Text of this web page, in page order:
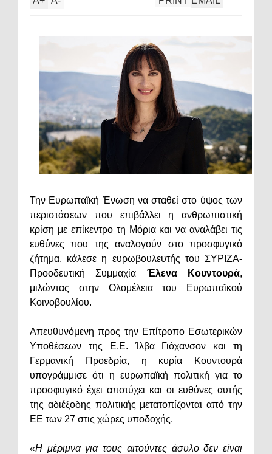
Την Ευρωπαϊκή Ένωση να σταθεί στο ύψος των
περιστάσεων που επιβάλλει η ανθρωπιστική
κρίση με επίκεντρο τη Μόρια και να αναλάβει τις
ευθύνες που της αναλογούν στο προσφυγικό
ζήτημα, κάλεσε η ευρωβουλευτής του ΣΥΡΙΖΑ-
Προοδευτική Συμμαχία Έλενα Κουντουρά,
μιλώντας στην Ολομέλεια του Ευρωπαϊκού
Κοινοβουλίου.
Απευθυνόμενη προς την Επίτροπο Εσωτερικών
Υποθέσεων της Ε.Ε. Ίλβα Γιόχανσον και τη
Γερμανική Προεδρία, η κυρία Κουντουρά
υπογράμμισε ότι η ευρωπαϊκή πολιτική για το
προσφυγικό έχει αποτύχει και οι ευθύνες αυτής
της αδιέξοδης πολιτικής μετατοπίζονται από την
ΕΕ των 27 στις χώρες υποδοχής.
«Η μέριμνα για τους αιτούντες άσυλο δεν είναι